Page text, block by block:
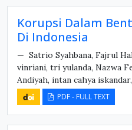
Korupsi Dalam
Di Indonesia
Satrio Syahbana, Fajrul
vinriani, tri yulanda, Nazwa
Andiyah, intan cahya
PDF - FULL TEXT